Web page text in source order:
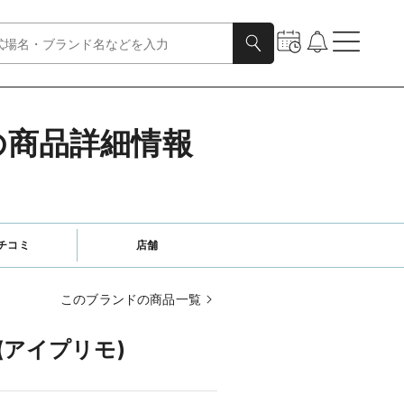
品詳細情報
コミ 店舗
このブランドの商品一覧
イプリモ)